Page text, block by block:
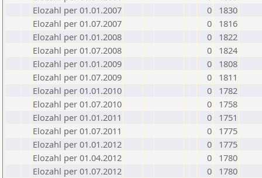
Elozahl per 01.01.2007
0
1830
Elozahl per 01.07.2007
0
1816
Elozahl per 01.01.2008
0
1822
Elozahl per 01.07.2008
0
1824
Elozahl per 01.01.2009
0
1808
Elozahl per 01.07.2009
0
1811
Elozahl per 01.01.2010
0
1782
Elozahl per 01.07.2010
0
1758
Elozahl per 01.01.2011
0
1751
Elozahl per 01.07.2011
0
1775
Elozahl per 01.01.2012
0
1775
Elozahl per 01.04.2012
0
1780
Elozahl per 01.07.2012
0
1780